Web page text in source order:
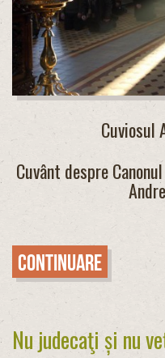
Cuviosul
Cuvânt despre
Continuare
Nu judecaţi și nu